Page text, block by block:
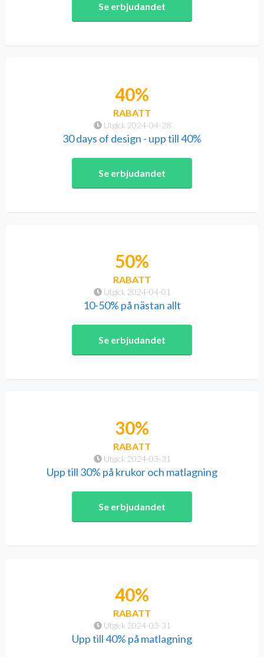
Se erbjudandet
Utgick 2024-04-28
40%
RABATT
30 days of design - upp till 40%
Se erbjudandet
Utgick 2024-04-01
50%
RABATT
10-50% på nästan allt
Se erbjudandet
Utgick 2024-03-31
30%
RABATT
Upp till 30% på krukor och matlagning
Se erbjudandet
Utgick 2024-03-31
40%
RABATT
Upp till 40% på matlagning